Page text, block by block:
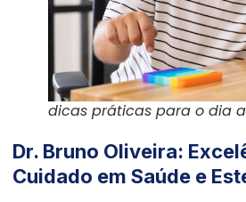
dicas práticas para o dia
Dr. Bruno Oliveira:
Cuidado em Saúde e